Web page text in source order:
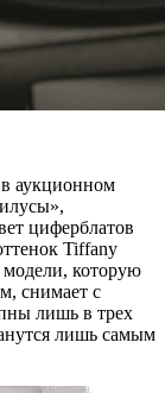
аукционном
циферблатов
Tiffany
которую
снимает с
лишь в трех
лишь самым